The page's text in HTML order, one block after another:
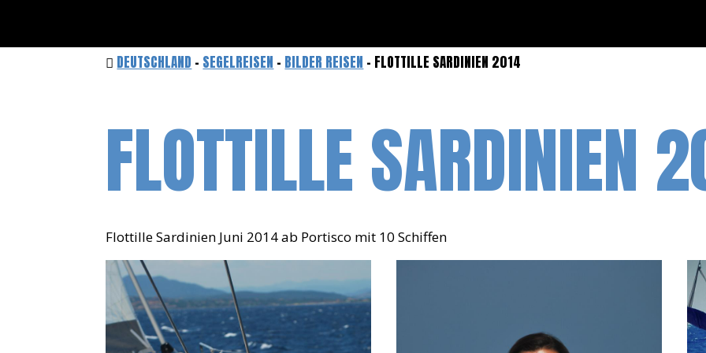
DEUTSCHLAND - SEGELREISEN - BILDER REISEN - FLOTTILLE SARDINIEN 2014
FLOTTILLE SARDINIEN
Flottille Sardinien Juni 2014 ab Portisco mit 10 Schiffen